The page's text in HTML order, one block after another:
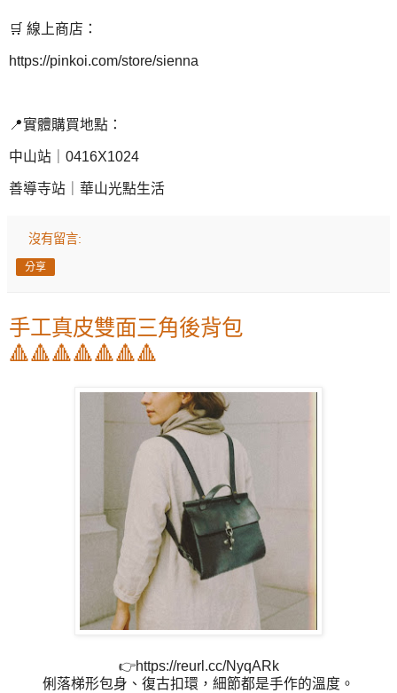
🛒 線上商店：
https://pinkoi.com/store/sienna
📍實體購買地點：
中山站｜0416X1024
善導寺站｜華山光點生活
沒有留言:
分享
手工真皮雙面三角後背包
🔺🔺🔺🔺🔺🔺🔺
👉https://reurl.cc/NyqARk
俐落梯形包身、復古扣環，細節都是手作的溫度。